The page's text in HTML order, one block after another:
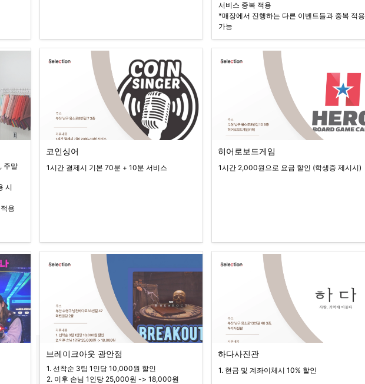
서비스 중복 적용
*매장에서 진행하는 다른 이벤트들과 중복 적용
가능
시
용
코인싱어
1시간 결제시 기본 70분 + 10분 서비스
히어로보드게임
1시간 2,000원으로 요금 할인 (학생증 제시시)
브레이크아웃 광안점
1. 선착순 3팀 1인당 10,000원 할인
2. 이후 손님 1인당 25,000원 -> 18,000원
하다사진관
1. 현금 및 계좌이체시 10% 할인